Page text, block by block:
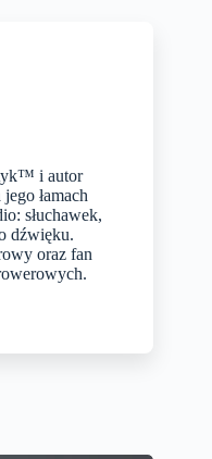
i autor
łamach
słuchawek,
dźwięku.
oraz fan